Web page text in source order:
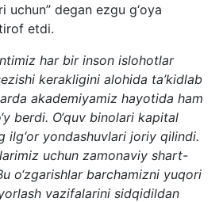
uchun” degan ezgu g‘oya
etdi.
har bir inson islohotlar
kerakligini alohida ta’kidlab
akademiyamiz hayotida ham
berdi. O‘quv binolari kapital
ilg‘or yondashuvlari joriy qilindi.
uchun zamonaviy shart-
o‘zgarishlar barchamizni yuqori
vazifalarini sidqidildan